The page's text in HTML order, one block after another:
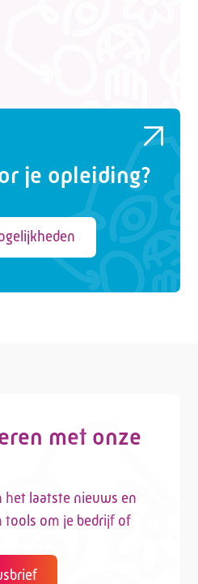
je opleiding?
met onze
het laatste nieuws en
tools om je bedrijf of